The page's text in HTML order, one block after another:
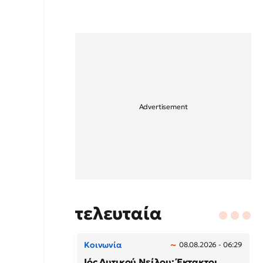
τελευταία
Κοινωνία 08.08.2026 - 06:29